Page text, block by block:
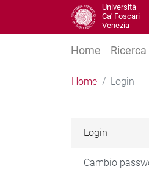
Università
Ca' Foscari
Venezia
Home Ricerca
Home Login
Login
Cambio